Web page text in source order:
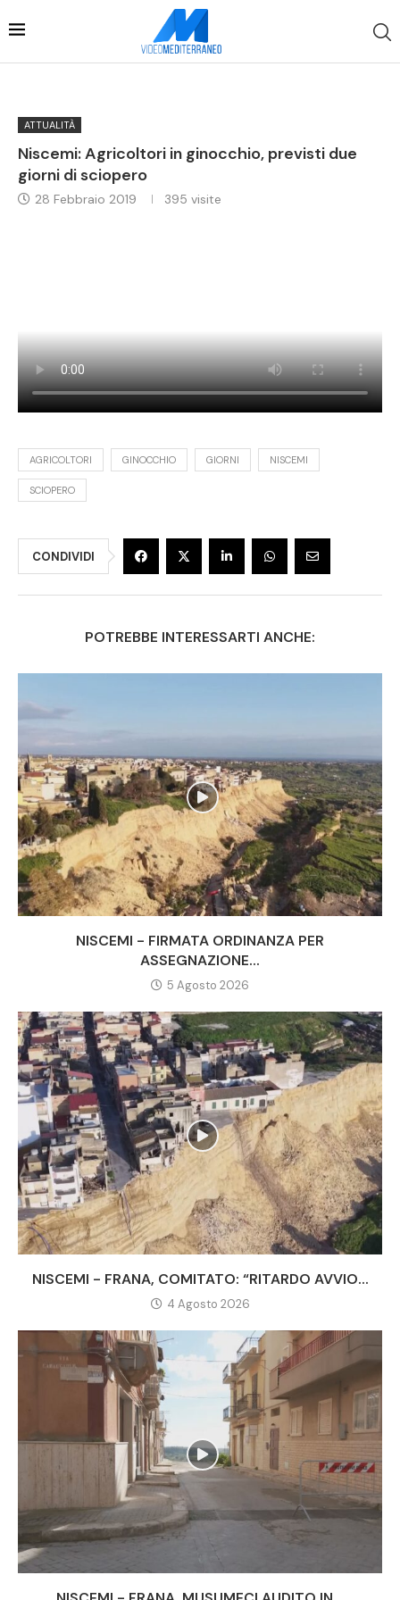
ATTUALITÀ
Niscemi: Agricoltori in ginocchio, previsti due
giorni di sciopero
28 Febbraio 2019 395 visite
AGRICOLTORI GINOCCHIO GIORNI NISCEMI
SCIOPERO
CONDIVIDI
POTREBBE INTERESSARTI ANCHE:
NISCEMI - FIRMATA ORDINANZA PER
ASSEGNAZIONE...
5 Agosto 2026
NISCEMI - FRANA, COMITATO: “RITARDO AVVIO...
4 Agosto 2026